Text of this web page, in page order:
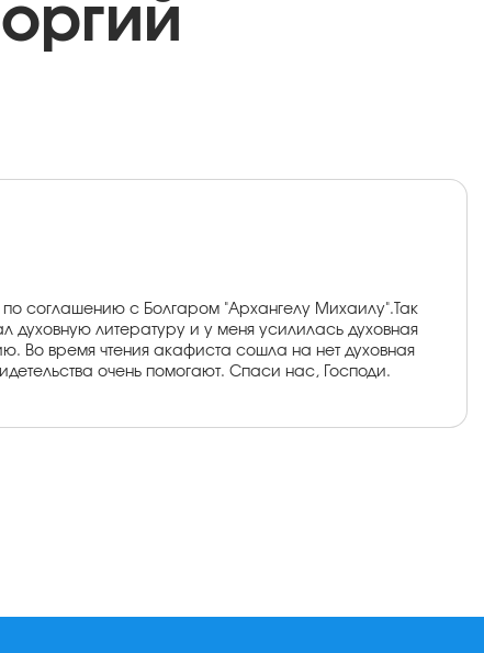
по соглашению с Болгаром "Архангелу Михаилу".Так
духовную литературу и у меня усилилась духовная
Во время чтения акафиста сошла на нет духовная
очень помогают. Спаси нас, Господи.